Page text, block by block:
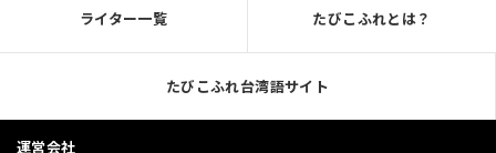
ライター一覧 たびこふれとは？
たびこふれ台湾語サイト
運営会社